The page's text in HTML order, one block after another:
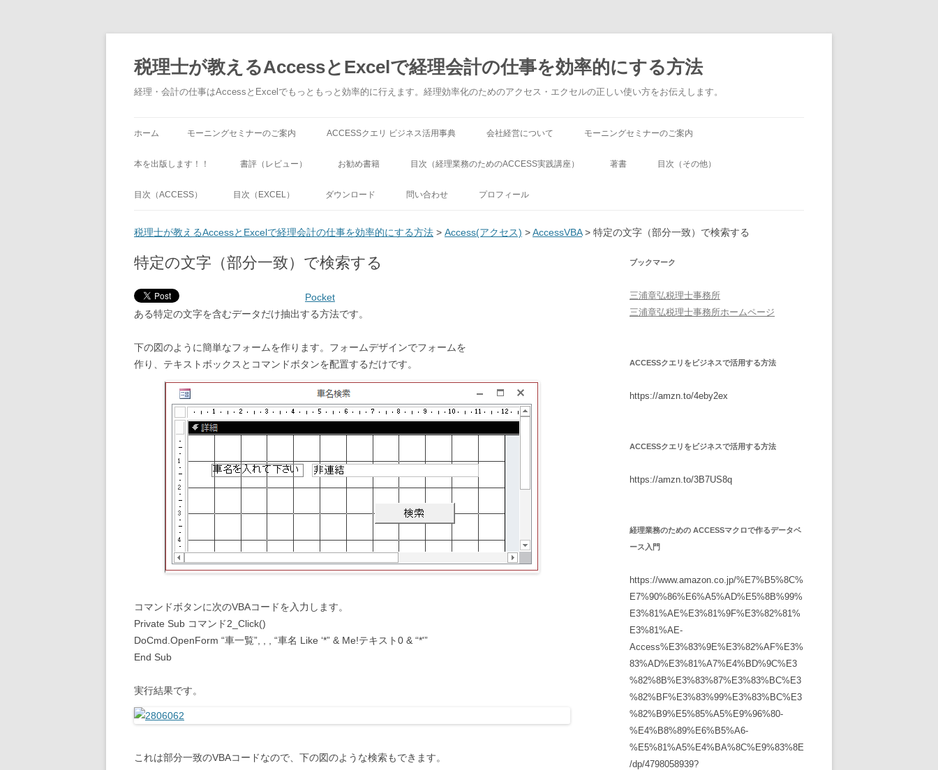
税理士が教えるAccessとExcelで経理会計の仕事を効率的にする方法
経理・会計の仕事はAccessとExcelでもっともっと効率的に行えます。経理効率化のためのアクセス・エクセルの正しい使い方をお伝えします。
ホーム モーニングセミナーのご案内 ACCESSクエリ ビジネス活用事典 会社経営について モーニングセミナーのご案内
本を出版します！！ 書評（レビュー） お勧め書籍 目次（経理業務のためのACCESS実践講座） 著書 目次（その他）
目次（ACCESS） 目次（EXCEL） ダウンロード 問い合わせ プロフィール
税理士が教えるAccessとExcelで経理会計の仕事を効率的にする方法 > Access(アクセス) >AccessVBA> 特定の文字（部分一致）で検索する
特定の文字（部分一致）で検索する
Pocket
ある特定の文字を含むデータだけ抽出する方法です。
下の図のように簡単なフォームを作ります。フォームデザインでフォームを
作り、テキストボックスとコマンドボタンを配置するだけです。
コマンドボタンに次のVBAコードを入力します。
Private Sub コマンド2_Click()
DoCmd.OpenForm “車一覧”, , , “車名 Like ‘*” & Me!テキスト0 & “*'”
End Sub
実行結果です。
これは部分一致のVBAコードなので、下の図のような検索もできます。
ブックマーク
三浦章弘税理士事務所
三浦章弘税理士事務所ホームページ
ACCESSクエリをビジネスで活用する方法
https://amzn.to/4eby2ex
ACCESSクエリをビジネスで活用する方法
https://amzn.to/3B7US8q
経理業務のための ACCESSマクロで作るデータベ
ース入門
https://www.amazon.co.jp/%E7%B5%8C%
E7%90%86%E6%A5%AD%E5%8B%99%
E3%81%AE%E3%81%9F%E3%82%81%
E3%81%AE-
Access%E3%83%9E%E3%82%AF%E3%
83%AD%E3%81%A7%E4%BD%9C%E3
%82%8B%E3%83%87%E3%83%BC%E3
%82%BF%E3%83%99%E3%83%BC%E3
%82%B9%E5%85%A5%E9%96%80-
%E4%B8%89%E6%B5%A6-
%E5%81%A5%E4%BA%8C%E9%83%8E
/dp/4798058939?